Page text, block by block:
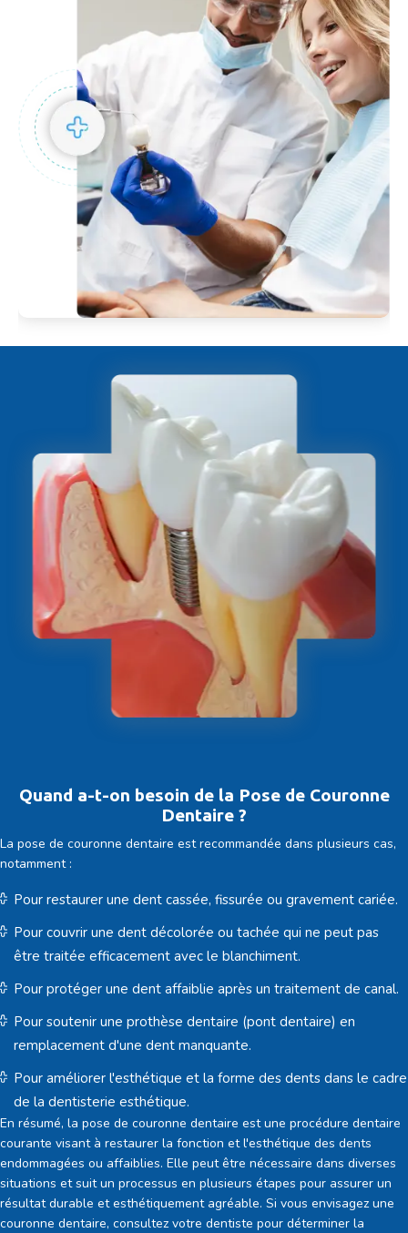
Quand a-t-on besoin de la Pose de Couronne
Dentaire ?
La pose de couronne dentaire est recommandée dans plusieurs cas,
notamment :
Pour restaurer une dent cassée, fissurée ou gravement cariée.
Pour couvrir une dent décolorée ou tachée qui ne peut pas
être traitée efficacement avec le blanchiment.
Pour protéger une dent affaiblie après un traitement de canal.
Pour soutenir une prothèse dentaire (pont dentaire) en
remplacement d'une dent manquante.
Pour améliorer l'esthétique et la forme des dents dans le cadre
de la dentisterie esthétique.
En résumé, la pose de couronne dentaire est une procédure dentaire
courante visant à restaurer la fonction et l'esthétique des dents
endommagées ou affaiblies. Elle peut être nécessaire dans diverses
situations et suit un processus en plusieurs étapes pour assurer un
résultat durable et esthétiquement agréable. Si vous envisagez une
couronne dentaire, consultez votre dentiste pour déterminer la